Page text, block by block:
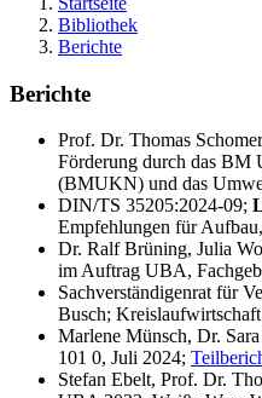
Bibliothek
Berichte
Berichte
Prof. Dr. Thomas
Förderung durch das BM
(BMUKN) und das
DIN/TS 35205:2024-09;
Empfehlungen für
Dr. Ralf Brüning, Julia
im Auftrag UBA,
Sachverständigenrat für
Busch;
Marlene Münsch, Dr.
101 0, Juli 2024;
Stefan Ebelt, Prof. Dr.